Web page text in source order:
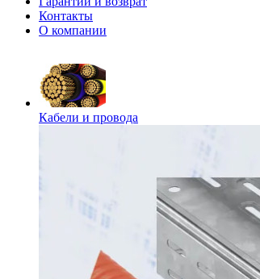
Контакты
О компании
Кабели и провода